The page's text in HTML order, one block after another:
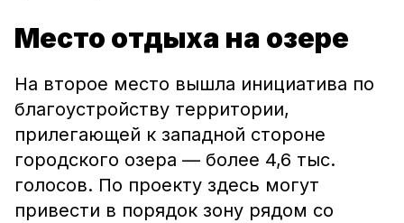
Место отдыха на озере
На второе место вышла инициатива по
благоустройству территории,
прилегающей к западной стороне
городского озера — более 4,6 тыс.
голосов. По проекту здесь могут
привести в порядок зону рядом со